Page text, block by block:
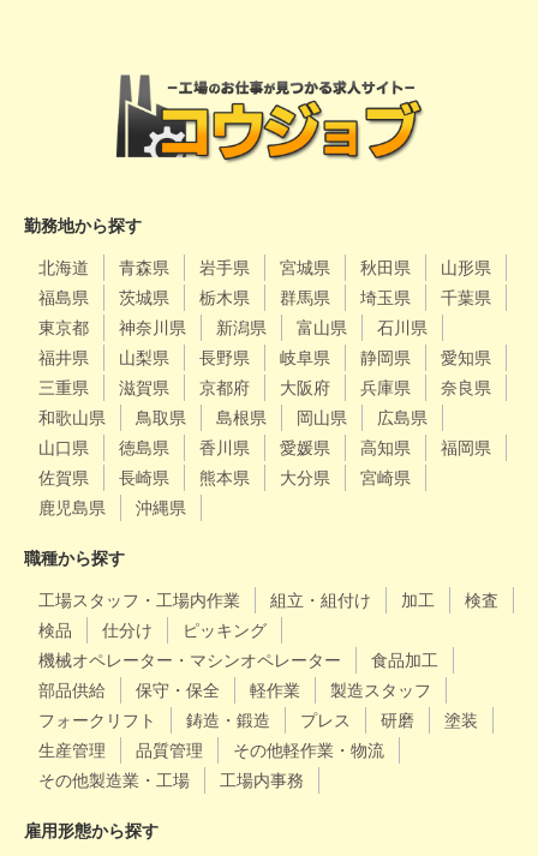
勤務地から探す
北海道 青森県 岩手県 宮城県 秋田県
山形県
福島県
茨城県 栃木県 群馬県 埼玉県
千葉県
東京都
神奈川県 新潟県 富山県
石川県
福井県
山梨県 長野県 岐阜県 静岡県
愛知県
三重県
滋賀県 京都府 大阪府 兵庫県
奈良県
和歌山県
鳥取県 島根県 岡山県
広島県
山口県
徳島県 香川県 愛媛県 高知県
福岡県
佐賀県
長崎県 熊本県 大分県
宮崎県
鹿児島県
沖縄県
職種から探す
工場スタッフ・工場内作業 組立・組付け 加工
検査
検品
仕分け
ピッキング
機械オペレーター・マシンオペレーター
食品加工
部品供給
保守・保全 軽作業
製造スタッフ
フォークリフト
鋳造・鍛造 プレス 研磨
塗装
生産管理
品質管理
その他軽作業・物流
その他製造業・工場
工場内事務
雇用形態から探す